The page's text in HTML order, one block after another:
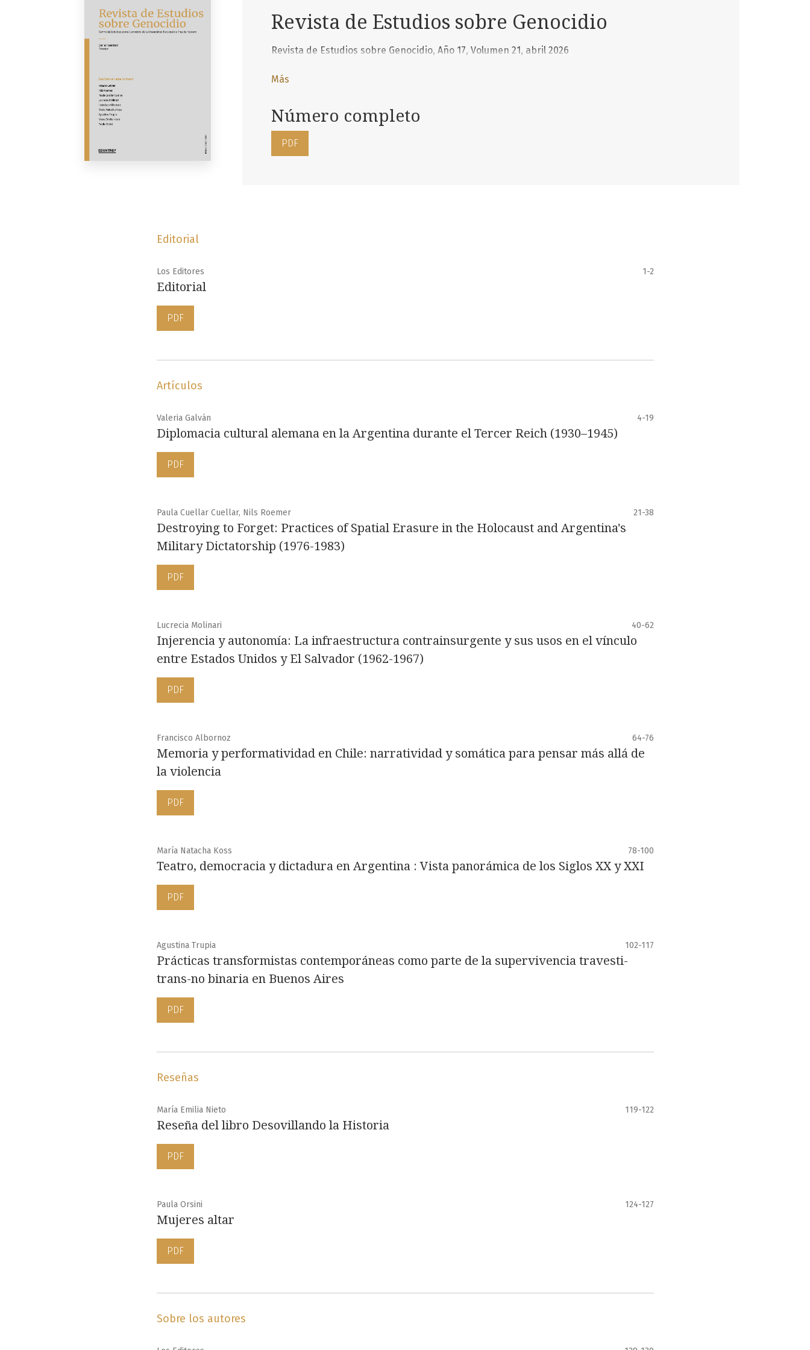
Revista de Estudios sobre Genocidio
Revista de Estudios sobre Genocidio, Año 17, Volumen 21, abril 2026
Más
Número completo
PDF
Editorial
Los Editores 1-2
Editorial
PDF
Artículos
Valeria Galván 4-19
Diplomacia cultural alemana en la Argentina durante el Tercer Reich (1930–1945)
PDF
Paula Cuellar Cuellar, Nils Roemer 21-38
Destroying to Forget: Practices of Spatial Erasure in the Holocaust and Argentina's
Military Dictatorship (1976-1983)
PDF
Lucrecia Molinari 40-62
Injerencia y autonomía: La infraestructura contrainsurgente y sus usos en el vínculo
entre Estados Unidos y El Salvador (1962-1967)
PDF
Francisco Albornoz 64-76
Memoria y performatividad en Chile: narratividad y somática para pensar más allá de
la violencia
PDF
María Natacha Koss 78-100
Teatro, democracia y dictadura en Argentina : Vista panorámica de los Siglos XX y XXI
PDF
Agustina Trupia 102-117
Prácticas transformistas contemporáneas como parte de la supervivencia travesti-
trans-no binaria en Buenos Aires
PDF
Reseñas
María Emilia Nieto 119-122
Reseña del libro Desovillando la Historia
PDF
Paula Orsini 124-127
Mujeres altar
PDF
Sobre los autores